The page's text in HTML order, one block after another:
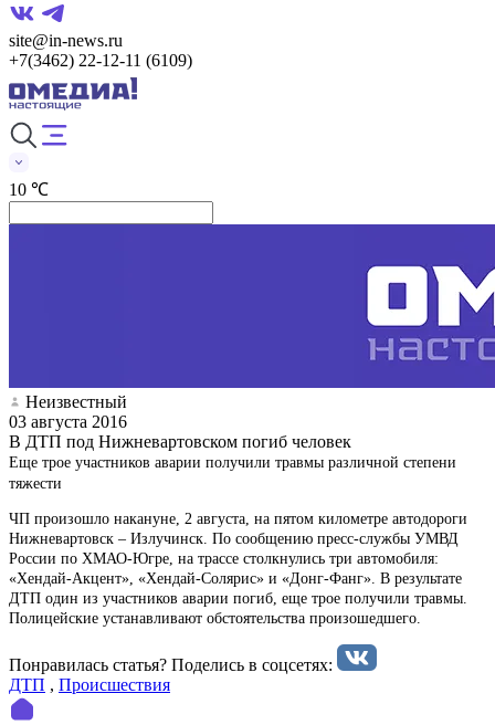
site@in-news.ru
+7(3462) 22-12-11 (6109)
10 ℃
Неизвестный
03 августа 2016
В ДТП под Нижневартовском погиб человек
Еще трое участников аварии получили травмы различной степени
тяжести
ЧП произошло накануне, 2 августа, на пятом километре автодороги
Нижневартовск – Излучинск. По сообщению пресс-службы УМВД
России по ХМАО-Югре, на трассе столкнулись три автомобиля:
«Хендай-Акцент», «Хендай-Солярис» и «Донг-Фанг». В результате
ДТП один из участников аварии погиб, еще трое получили травмы.
Полицейские устанавливают обстоятельства произошедшего.
Понравилась статья? Поделиcь в соцсетях:
ДТП , Происшествия